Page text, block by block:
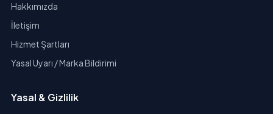
Hakkımızda
İletişim
Hizmet Şartları
Yasal Uyarı / Marka Bildirimi
Yasal & Gizlilik